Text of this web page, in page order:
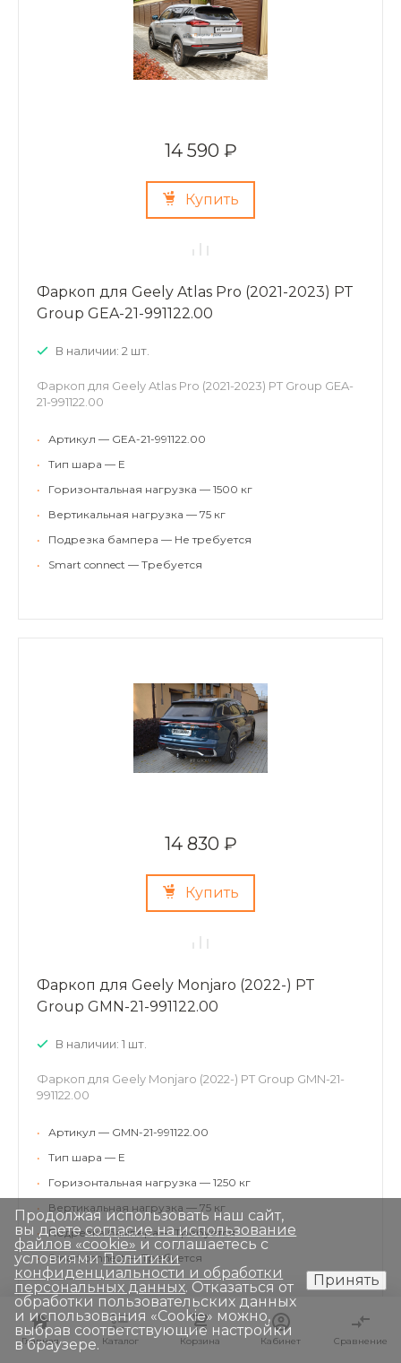
Главная Каталог Корзина Кабинет Сравнение
Главная Каталог Корзина Кабинет Сравнение
14 590 ₽
Купить
Фаркоп для Geely Atlas Pro (2021-2023) PT
Group GEA-21-991122.00
В наличии: 2 шт.
Фаркоп для Geely Atlas Pro (2021-2023) PT Group GEA-
21-991122.00
•
Артикул — GEA-21-991122.00
•
Тип шара — E
•
Горизонтальная нагрузка — 1500 кг
•
Вертикальная нагрузка — 75 кг
•
Подрезка бампера — Не требуется
•
Smart connect — Требуется
14 830 ₽
Купить
Фаркоп для Geely Monjaro (2022-) PT
Group GMN-21-991122.00
В наличии: 1 шт.
Фаркоп для Geely Monjaro (2022-) PT Group GMN-21-
991122.00
•
Артикул — GMN-21-991122.00
•
Тип шара — E
•
Горизонтальная нагрузка — 1250 кг
•
Вертикальная нагрузка — 75 кг
•
Подрезка бампера — Требуется
•
Smart connect — Требуется
Продолжая использовать наш сайт,
вы даетесогласие на использование
файлов «cookie» и соглашаетесь с
условиямиПолитики
конфиденциальности и обработки
персональных данных. Отказаться от
обработки пользовательских данных
и использования «Сookie» можно,
выбрав соответствующие настройки
в браузере.
Принять